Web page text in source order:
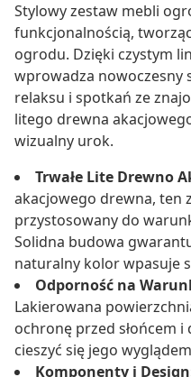
Stylowy zestaw mebli
funkcjonalnością,
ogrodu. Dzięki czystym
wprowadza nowoczesny
relaksu i spotkań ze
litego drewna
wizualny urok.
Trwałe Lite Drewno
akacjowego drewna, ten
przystosowany do
Solidna budowa
naturalny kolor wpasuje
Odporność na
Lakierowana
ochronę przed słońcem i
cieszyć się jego
Komponenty i